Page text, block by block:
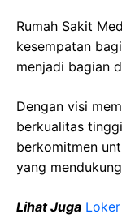
Rumah Sakit
kesempatan
menjadi bagian
Dengan visi
berkualitas
berkomitmen
yang
Lihat Juga